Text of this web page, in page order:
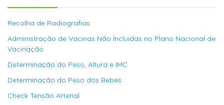
Recolha de Radiografias
Administração de Vacinas Não Íncluidas no Plano Nacional de
Vacinação
Determinação do Peso, Altura e IMC
Determinação do Peso dos Bebés
Check Tensão Arterial